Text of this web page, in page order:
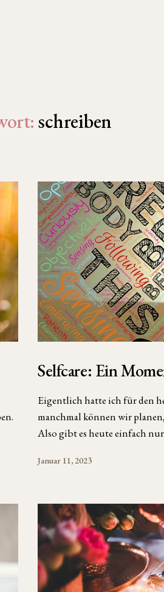
schreiben
Selfcare: Ein
Eigentlich hatte ich für den
manchmal können wir
Also gibt es heute einfach
Januar 11, 2023